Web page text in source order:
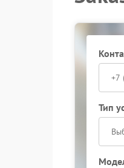
Разумный
Тип